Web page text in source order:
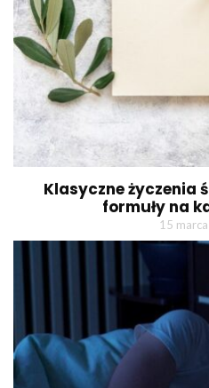
Klasyczne życzenia
formuły na
15